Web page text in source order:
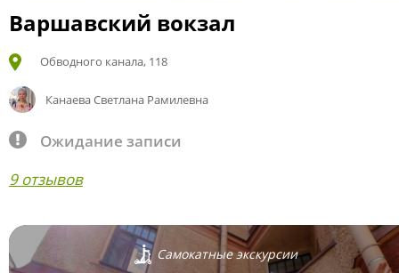
Варшавский вокзал
Обводного канала, 118
Канаева Светлана Рамилевна
Ожидание записи
9 отзывов
Самокатные экскурсии